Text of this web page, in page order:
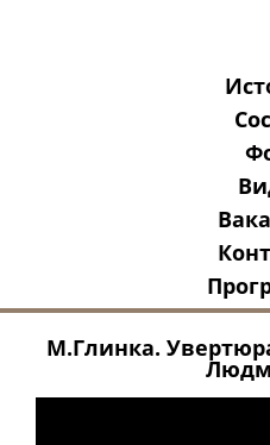
М.Глинка.